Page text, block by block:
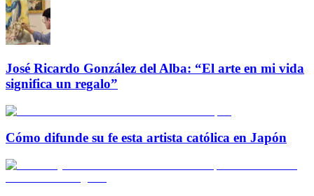
José Ricardo González del Alba: “El arte en mi vida
significa un regalo”
Cómo difunde su fe esta artista católica en Japón